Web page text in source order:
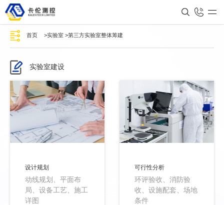
首页 >实验室>第三方实验室整体筹建
实验室建设
设计规划
动线规划、平面布
局、设备工艺、施工
详图
可行性分析
环评验收、消防验
收、设施配套、场地
条件